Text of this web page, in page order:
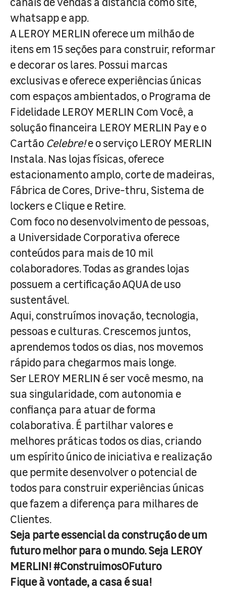
whatsapp e app.
A LEROY MERLIN oferece um milhão de
itens em 15 seções para construir, reformar
e decorar os lares. Possui marcas
exclusivas e oferece experiências únicas
com espaços ambientados, o Programa de
Fidelidade LEROY MERLIN Com Você, a
solução financeira LEROY MERLIN Pay e o
Cartão Celebre!e o serviço LEROY MERLIN
Instala. Nas lojas físicas, oferece
estacionamento amplo, corte de madeiras,
Fábrica de Cores, Drive-thru, Sistema de
lockers e Clique e Retire.
Com foco no desenvolvimento de pessoas,
a Universidade Corporativa oferece
conteúdos para mais de 10 mil
colaboradores. Todas as grandes lojas
possuem a certificação AQUA de uso
sustentável.
Aqui, construímos inovação, tecnologia,
pessoas e culturas. Crescemos juntos,
aprendemos todos os dias, nos movemos
rápido para chegarmos mais longe.
Ser LEROY MERLIN é ser você mesmo, na
sua singularidade, com autonomia e
confiança para atuar de forma
colaborativa. É partilhar valores e
melhores práticas todos os dias, criando
um espírito único de iniciativa e realização
que permite desenvolver o potencial de
todos para construir experiências únicas
que fazem a diferença para milhares de
Clientes.
Seja parte essencial da construção de um
futuro melhor para o mundo. Seja LEROY
MERLIN! #ConstruimosOFuturo
Fique à vontade, a casa é sua!